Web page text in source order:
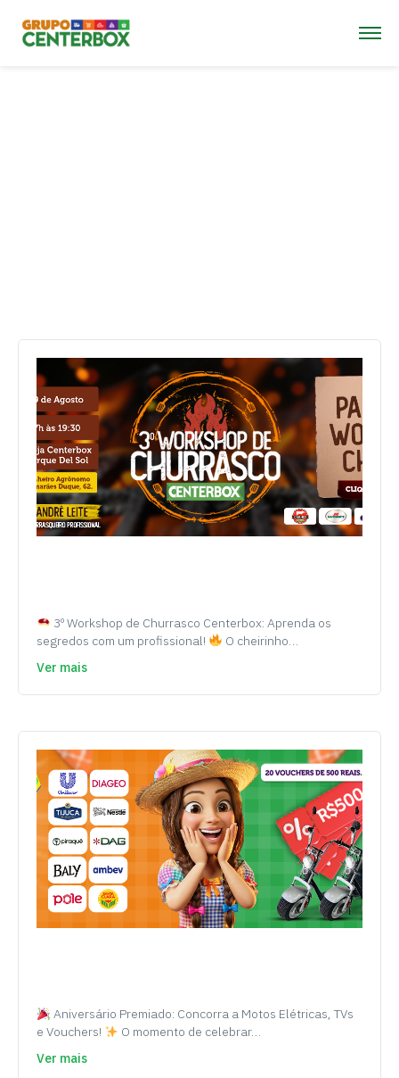
3º Workshop de Churrasco Centerbox: Aprenda os
segredos com um profissional!
O cheirinho…
Ver mais
Aniversário Premiado: Concorra a Motos Elétricas, TVs
e Vouchers!
O momento de celebrar…
Ver mais